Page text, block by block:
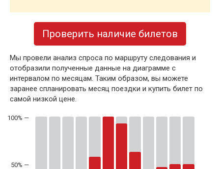
Проверить наличие билетов
Мы провели анализ спроса по маршруту следования и
отобразили полученные данные на диаграмме с
интервалом по месяцам. Таким образом, вы можете
заранее спланировать месяц поездки и купить билет по
самой низкой цене.
50% —